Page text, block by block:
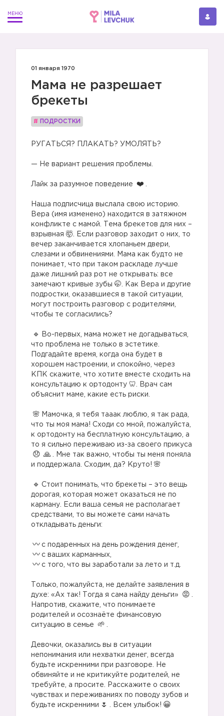
01 января 1970
Мама не разрешает
брекеты
# ПОДРОСТКИ
РУГАТЬСЯ? ПЛАКАТЬ? УМОЛЯТЬ?
— Не вариант решения проблемы.
Лайк за разумное поведение
Наша подписчица выслала свою историю.
Вера (имя изменено) находится в затяжном
конфликте с мамой. Тема брекетов для них –
взрывная 🤯. Если разговор заходит о них, то
вечер заканчивается хлопаньем двери,
слезами и обвинениями. Мама как будто не
понимает, что при таком раскладе лучше
даже лишний раз рот не открывать: все
замечают кривые зубы 🤭. Как Вера и другие
подростки, оказавшиеся в такой ситуации,
могут построить разговор с родителями,
чтобы те согласились?
Во-первых, мама может не догадываться,
что проблема не только в эстетике.
Подгадайте время, когда она будет в
хорошем настроении, и спокойно, через
КПК скажите, что хотите вместе сходить на
консультацию к ортодонту 🦷. Врач сам
объяснит маме, какие есть риски.
Мамочка, я тебя тааак люблю, я так рада,
что ты моя мама! Сходи со мной, пожалуйста,
к ортодонту на бесплатную консультацию, а
то я сильно переживаю из-за своего прикуса
. Мне так важно, чтобы ты меня поняла
и поддержала. Сходим, да? Круто!
Стоит понимать, что брекеты – это вещь
дорогая, которая может оказаться не по
карману. Если ваша семья не располагает
средствами, то вы можете сами начать
откладывать деньги:
с подаренных на день рождения денег,
с ваших карманных,
с того, что вы заработали за лето и т.д.
Только, пожалуйста, не делайте заявления в
духе: «Ах так! Тогда я сама найду деньги»
Напротив, скажите, что понимаете
родителей и осознаёте финансовую
ситуацию в семье
Девочки, оказались вы в ситуации
непонимания или нехватки денег, всегда
будьте искренними при разговоре. Не
обвиняйте и не критикуйте родителей, не
требуйте, а просите. Расскажите о своих
чувствах и переживаниях по поводу зубов и
будьте искренними
. Всем улыбок!